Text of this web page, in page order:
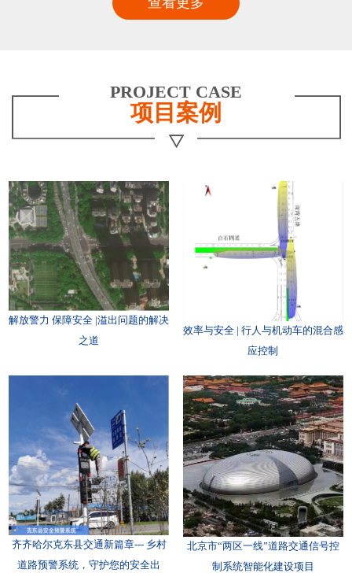
PROJECT CASE
项目案例
解放警力 保障安全 |溢出问题的解决
之道
效率与安全 | 行人与机动车的混合感
应控制
齐齐哈尔克东县交通新篇章--- 乡村
道路预警系统，守护您的安全出
北京市“两区一线”道路交通信号控
制系统智能化建设项目